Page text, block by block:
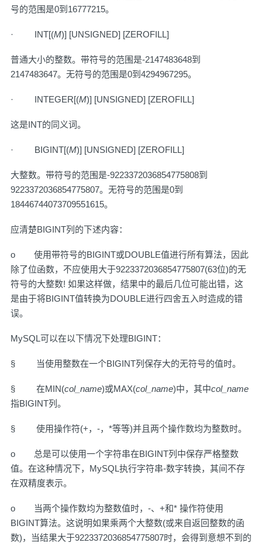
号的范围是0到16777215。
· INT[(M)] [UNSIGNED] [ZEROFILL]
普通大小的整数。带符号的范围是-2147483648到
2147483647。无符号的范围是0到4294967295。
· INTEGER[(M)] [UNSIGNED] [ZEROFILL]
这是INT的同义词。
· BIGINT[(M)] [UNSIGNED] [ZEROFILL]
大整数。带符号的范围是-9223372036854775808到
9223372036854775807。无符号的范围是0到
18446744073709551615。
应清楚BIGINT列的下述内容：
o 使用带符号的BIGINT或DOUBLE值进行所有算法，因此
除了位函数，不应使用大于9223372036854775807(63位)的无
符号的大整数! 如果这样做，结果中的最后几位可能出错，这
是由于将BIGINT值转换为DOUBLE进行四舍五入时造成的错
误。
MySQL可以在以下情况下处理BIGINT：
§ 当使用整数在一个BIGINT列保存大的无符号的值时。
§ 在MIN(col_name)或MAX(col_name)中，其中col_name
指BIGINT列。
§ 使用操作符(+，-，*等等)并且两个操作数均为整数时。
o 总是可以使用一个字符串在BIGINT列中保存严格整数
值。在这种情况下，MySQL执行字符串-数字转换，其间不存
在双精度表示。
o 当两个操作数均为整数值时，-、+和* 操作符使用
BIGINT算法。这说明如果乘两个大整数(或来自返回整数的函
数)，当结果大于9223372036854775807时，会得到意想不到的